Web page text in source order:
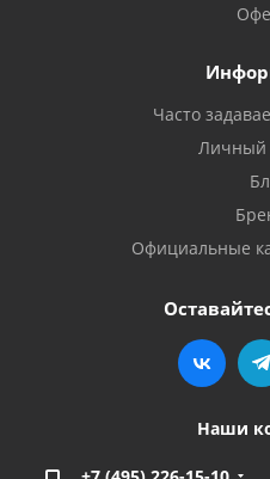
Часто
Личный
Официальные
Наши